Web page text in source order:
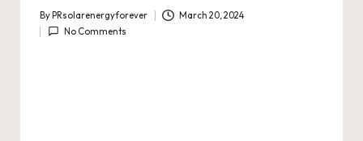
Posted
by
By PRsolarenergyforever
March 20, 2024
No Comments